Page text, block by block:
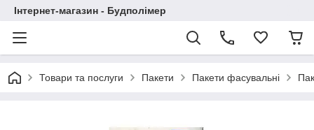
Інтернет-магазин - Будполімер
Товари та послуги Пакети Пакети фасувальні